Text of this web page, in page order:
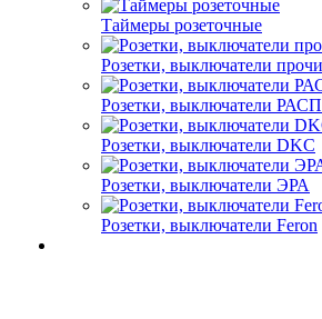
Таймеры розеточные
Розетки, выключатели
Розетки, выключатели
Розетки, выключатели DKC
Розетки, выключатели ЭРА
Розетки, выключатели Feron